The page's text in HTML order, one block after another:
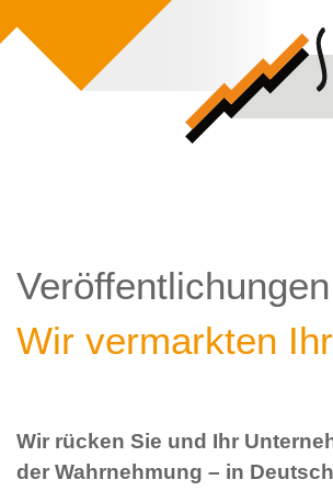
Veröffentlichungen
Wir vermarkten
Wir rücken Sie und Ihr
der Wahrnehmung – in